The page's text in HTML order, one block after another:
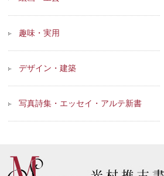
趣味・実用
デザイン・建築
写真詩集・エッセイ・アルテ新書